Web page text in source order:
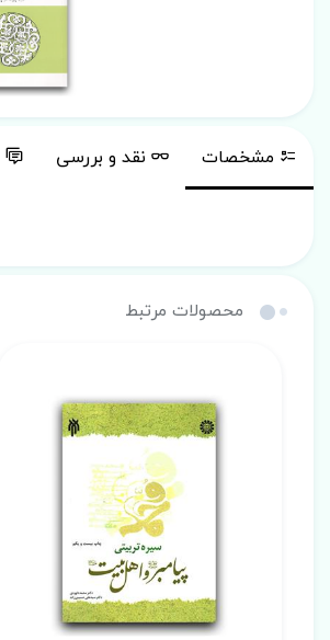
مشخصات نقد و بررسی
محصولات مرتبط